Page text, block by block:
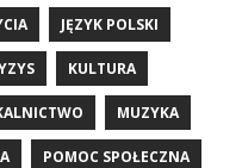
JĘZYK POLSKI
KULTURA
MUZYKA
POMOC SPOŁECZNA